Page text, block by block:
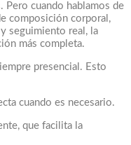
cuando hablamos de
composición corporal,
seguimiento real, la
más completa.
presencial. Esto
cuando es necesario.
que facilita la